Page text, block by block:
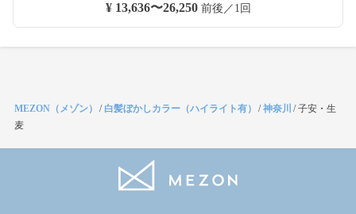
¥ 13,636〜26,250前後／1回
MEZON（メゾン） / 白髪ぼかしカラー（ハイライト有） /神奈川 /子安・生
麦